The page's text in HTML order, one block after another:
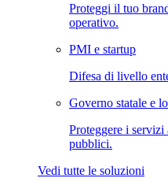
Proteggi il tuo
operativo.
PMI e startup
Difesa di livello
Governo statale e
Proteggere i
pubblici.
Vedi tutte le soluzioni